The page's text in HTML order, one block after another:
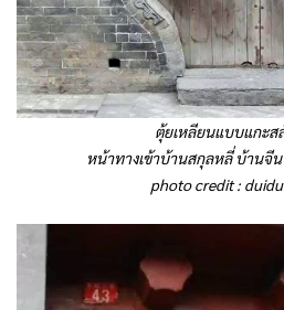
ตุ้ยเหลียนแบบแกะส
หน้าทางเข้าบ้านสกุลหลี่ บ้านจี
photo credit :